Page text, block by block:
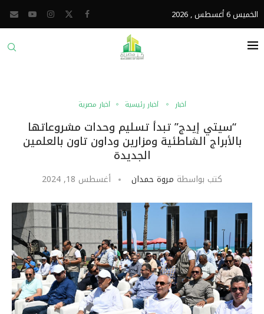
الخميس 6 أغسطس , 2026
أخبار أخبار رئيسية أخبار مصرية
“سيتي إيدج” تبدأ تسليم وحدات مشروعاتها
بالأبراج الشاطئية ومزارين وداون تاون بالعلمين
الجديدة
كتب بواسطة مروة حمدان أغسطس 18, 2024